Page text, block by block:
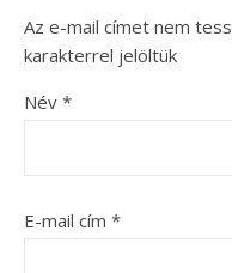
Az e-mail címet nem
karakterrel jelöltük
Név *
E-mail cím *